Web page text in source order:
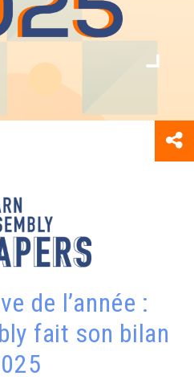
de l’année :
fait son bilan